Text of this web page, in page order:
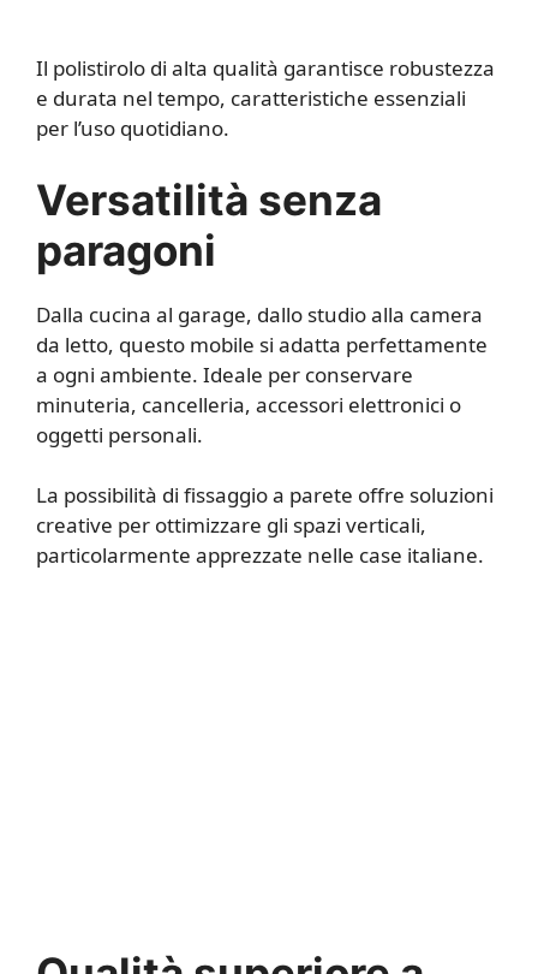
Il polistirolo di alta qualità garantisce robustezza
e durata nel tempo, caratteristiche essenziali
per l’uso quotidiano.
Versatilità senza
paragoni
Dalla cucina al garage, dallo studio alla camera
da letto, questo mobile si adatta perfettamente
a ogni ambiente. Ideale per conservare
minuteria, cancelleria, accessori elettronici o
oggetti personali.
La possibilità di fissaggio a parete offre soluzioni
creative per ottimizzare gli spazi verticali,
particolarmente apprezzate nelle case italiane.